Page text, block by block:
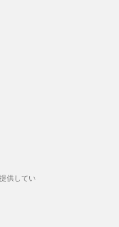
供してい